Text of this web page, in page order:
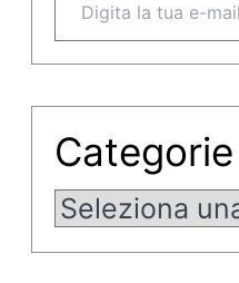
Categorie
Categorie